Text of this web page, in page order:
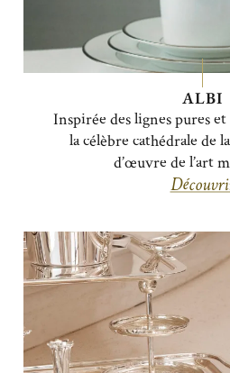
ALBI
Inspirée des lignes pures
la célèbre cathédrale de
d’œuvre de l’art